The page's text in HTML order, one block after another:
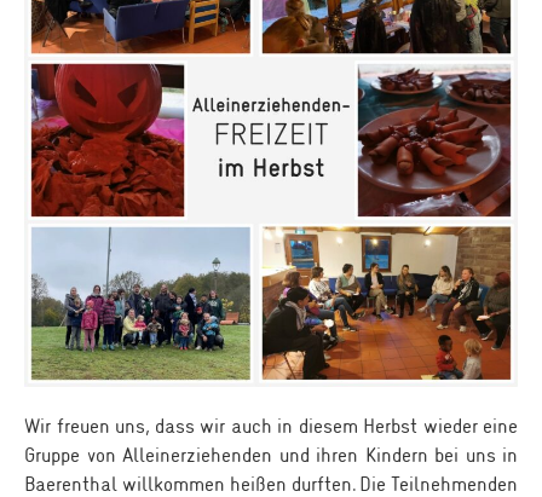
Wir freuen uns, dass wir auch in diesem Herbst wieder eine
Gruppe von Alleinerziehenden und ihren Kindern bei uns in
Baerenthal willkommen heißen durften. Die Teilnehmenden